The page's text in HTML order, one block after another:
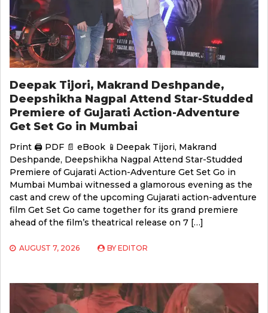
Deepak Tijori, Makrand Deshpande,
Deepshikha Nagpal Attend Star-Studded
Premiere of Gujarati Action-Adventure
Get Set Go in Mumbai
Print 🖨 PDF 📄 eBook 📱Deepak Tijori, Makrand
Deshpande, Deepshikha Nagpal Attend Star-Studded
Premiere of Gujarati Action-Adventure Get Set Go in
Mumbai Mumbai witnessed a glamorous evening as the
cast and crew of the upcoming Gujarati action-adventure
film Get Set Go came together for its grand premiere
ahead of the film’s theatrical release on 7 […]
AUGUST 7, 2026 BY EDITOR